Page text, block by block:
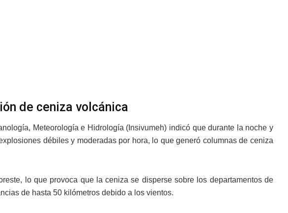
de ceniza volcánica
Meteorología e Hidrología (Insivumeh) indicó que durante la noche y
débiles y moderadas por hora, lo que generó columnas de ceniza
lo que provoca que la ceniza se disperse sobre los departamentos de
de hasta 50 kilómetros debido a los vientos.